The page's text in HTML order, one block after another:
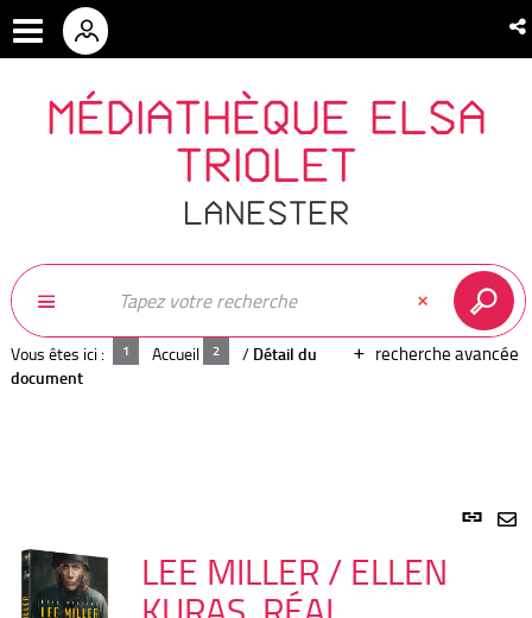
MÉDIATHÈQUE ELSA
TRIOLET
LANESTER
recherche avancée
Vous êtes ici : Accueil / Détail du
document
Lien
LEE MILLER / ELLEN